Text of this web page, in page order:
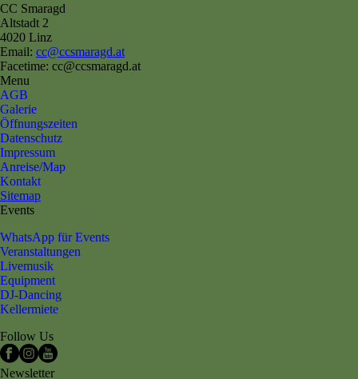
CC Smaragd
Altstadt 2
4020 Linz
Email: cc@ccsmaragd.at
Facetime: cc@ccsmaragd.at
Menu
AGB
Galerie
Öffnungszeiten
Datenschutz
Impressum
Anreise/Map
Kontakt
Sitemap
Events
WhatsApp für Events
Veranstaltungen
Livemusik
Equipment
DJ-Dancing
Kellermiete
Follow Us
Newsletter